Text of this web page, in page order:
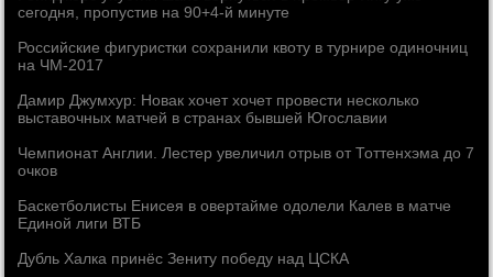
сегодня, пропустив на 90+4-й минуте
Российские фигуристки сохранили квоту в турнире одиночниц
на ЧМ-2017
Дамир Джумхур: Новак хочет хочет провести несколько
выставочных матчей в странах бывшей Югославии
Чемпионат Англии. Лестер увеличил отрыв от Тоттенхэма до 7
очков
Баскетболисты Енисея в овертайме одолели Калев в матче
Единой лиги ВТБ
Дубль Халка принёс Зениту победу над ЦСКА